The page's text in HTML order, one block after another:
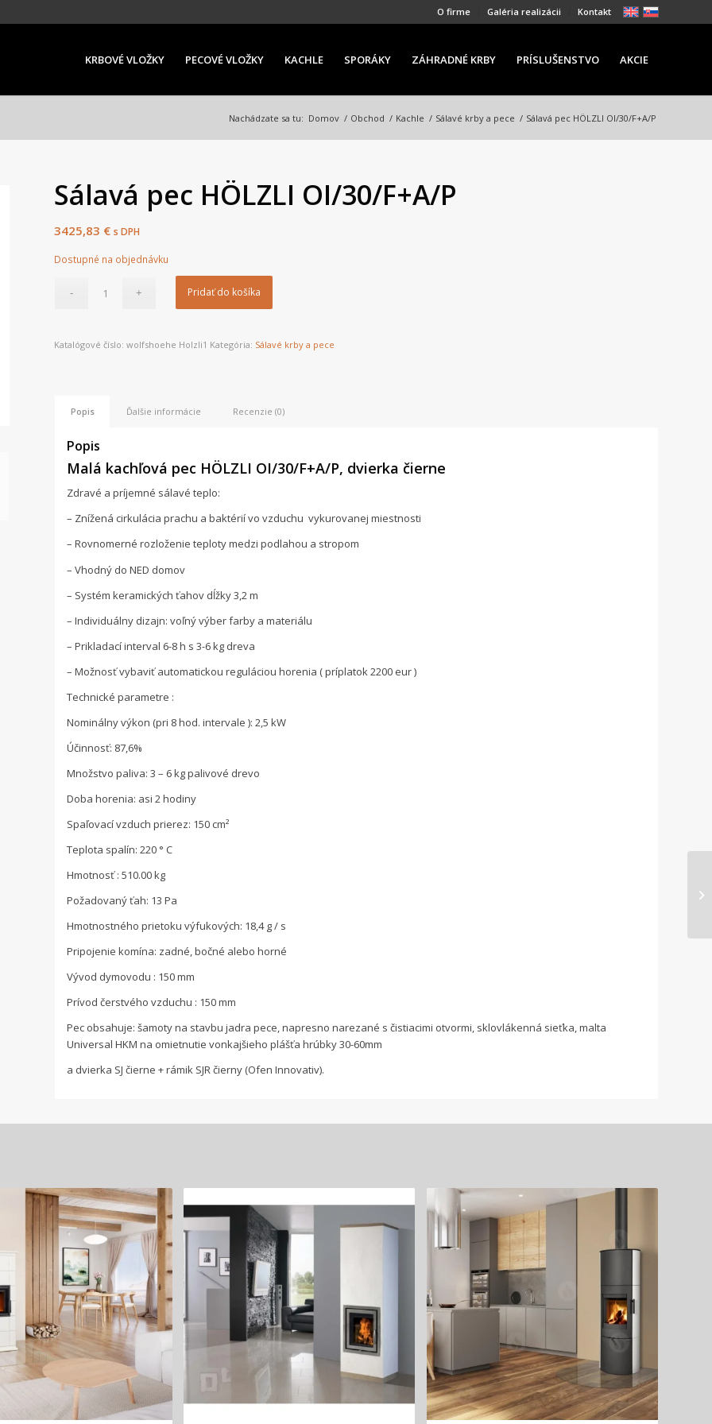
O firme Galéria realizácii Kontakt
KRBOVÉ VLOŽKY PECOVÉ VLOŽKY KACHLE SPORÁKY ZÁHRADNÉ KRBY PRÍSLUŠENSTVO AKCIE
Nachádzate sa tu: Domov / Obchod / Kachle / Sálavé krby a pece / Sálavá pec HÖLZLI OI/30/F+A/P
Sálavá pec HÖLZLI OI/30/F+A/P
3425,83 € s DPH
Dostupné na objednávku
Pridať do košíka
Katalógové číslo:wolfshoehe Holzli1 Kategória: Sálavé krby a pece
Popis Ďalšie informácie Recenzie (0)
Popis
Malá kachľová pec HÖLZLI OI/30/F+A/P, dvierka čierne
Zdravé a príjemné sálavé teplo:
– Znížená cirkulácia prachu a baktérií vo vzduchu vykurovanej miestnosti
– Rovnomerné rozloženie teploty medzi podlahou a stropom
– Vhodný do NED domov
– Systém keramických ťahov dĺžky 3,2 m
– Individuálny dizajn: voľný výber farby a materiálu
– Prikladací interval 6-8 h s 3-6 kg dreva
– Možnosť vybaviť automatickou reguláciou horenia ( príplatok 2200 eur )
Technické parametre :
Nominálny výkon (pri 8 hod. intervale ): 2,5 kW
Účinnosť: 87,6%
Množstvo paliva: 3 – 6 kg palivové drevo
Doba horenia: asi 2 hodiny
Spaľovací vzduch prierez: 150 cm²
Teplota spalín: 220 ° C
Hmotnosť : 510.00 kg
Požadovaný ťah: 13 Pa
Hmotnostného prietoku výfukových: 18,4 g / s
Pripojenie komína: zadné, bočné alebo horné
Vývod dymovodu : 150 mm
Prívod čerstvého vzduchu : 150 mm
Pec obsahuje: šamoty na stavbu jadra pece, napresno narezané s čistiacimi otvormi, sklovlákenná sieťka, malta
Universal HKM na omietnutie vonkajšieho plášťa hrúbky 30-60mm
a dvierka SJ čierne + rámik SJR čierny (Ofen Innovativ).